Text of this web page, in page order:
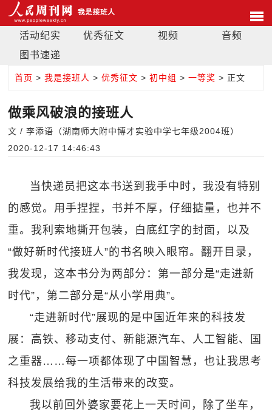
活动纪实 优秀征文 视频
音频
图书速递
首页 >我是接班人 >优秀征文 >初中组 >一等奖 > 正文
做乘风破浪的接班人
文 / 李添语（湖南师大附中博才实验中学七年级2004班）
2020-12-17 14:46:43
当快递员把这本书送到我手中时，我没有特别
的感觉。用手捏捏，书并不厚，仔细掂量，也并不
重。我利索地撕开包装，白底红字的封面，以及
“做好新时代接班人”的书名映入眼帘。翻开目录，
我发现，这本书分为两部分：第一部分是“走进新
时代”，第二部分是“从小学用典”。
“走进新时代”展现的是中国近年来的科技发
展：高铁、移动支付、新能源汽车、人工智能、国
之重器……每一项都体现了中国智慧，也让我思考
科技发展给我的生活带来的改变。
我以前回外婆家要花上一天时间，除了坐车，